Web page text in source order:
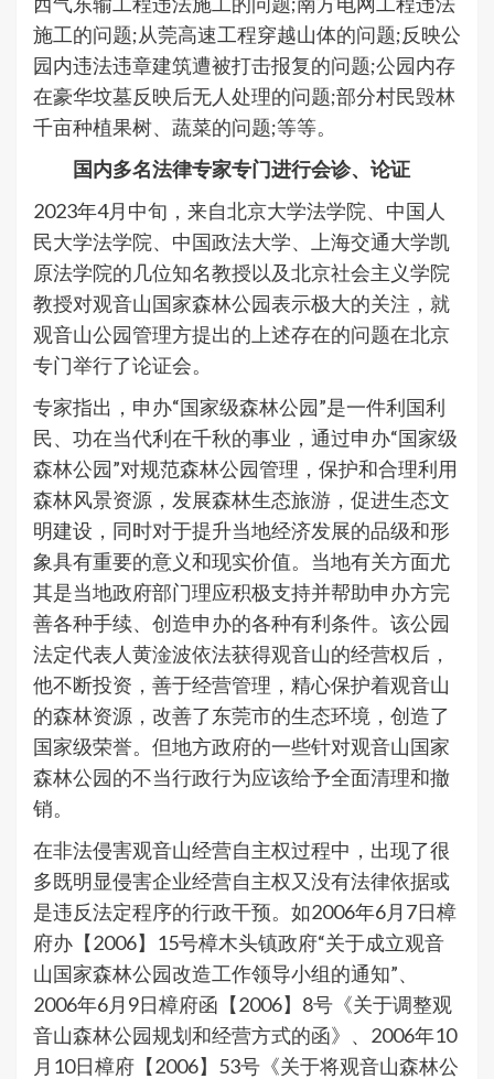
施工的问题;从莞高速工程穿越山体的问题;反映公
园内违法违章建筑遭被打击报复的问题;公园内存
在豪华坟墓反映后无人处理的问题;部分村民毁林
千亩种植果树、蔬菜的问题;等等。
国内多名法律专家专门进行会诊、论证
2023年4月中旬，来自北京大学法学院、中国人
民大学法学院、中国政法大学、上海交通大学凯
原法学院的几位知名教授以及北京社会主义学院
教授对观音山国家森林公园表示极大的关注，就
观音山公园管理方提出的上述存在的问题在北京
专门举行了论证会。
专家指出，申办“国家级森林公园”是一件利国利
民、功在当代利在千秋的事业，通过申办“国家级
森林公园”对规范森林公园管理，保护和合理利用
森林风景资源，发展森林生态旅游，促进生态文
明建设，同时对于提升当地经济发展的品级和形
象具有重要的意义和现实价值。当地有关方面尤
其是当地政府部门理应积极支持并帮助申办方完
善各种手续、创造申办的各种有利条件。该公园
法定代表人黄淦波依法获得观音山的经营权后，
他不断投资，善于经营管理，精心保护着观音山
的森林资源，改善了东莞市的生态环境，创造了
国家级荣誉。但地方政府的一些针对观音山国家
森林公园的不当行政行为应该给予全面清理和撤
销。
在非法侵害观音山经营自主权过程中，出现了很
多既明显侵害企业经营自主权又没有法律依据或
是违反法定程序的行政干预。如2006年6月7日樟
府办【2006】15号樟木头镇政府“关于成立观音
山国家森林公园改造工作领导小组的通知”、
2006年6月9日樟府函【2006】8号《关于调整观
音山森林公园规划和经营方式的函》、2006年10
月10日樟府【2006】53号《关于将观音山森林公